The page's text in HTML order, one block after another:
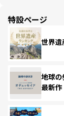
特設ページ
世界
地球
最新作